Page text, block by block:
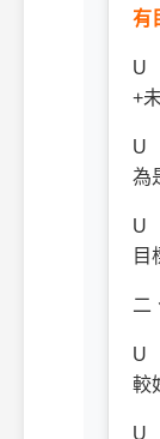
有
U
+
U
為
U
目
二
U
較
U